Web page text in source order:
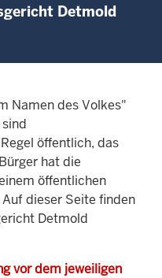
Detmold
Namen des Volkes"
öffentlich, das
hat die
öffentlichen
dieser Seite finden
Detmold
vor dem jeweiligen